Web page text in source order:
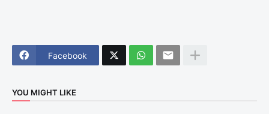
Facebook
YOU MIGHT LIKE